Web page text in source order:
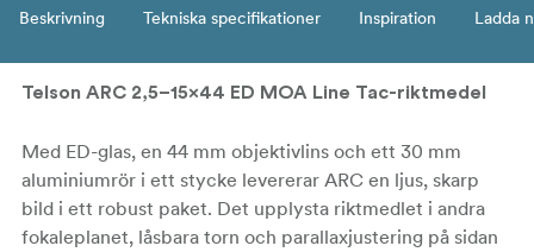
Beskrivning Tekniska specifikationer Inspiration Ladda
Telson ARC 2,5–15x44 ED MOA Line Tac-riktmedel
Med ED-glas, en 44 mm objektivlins och ett 30 mm
aluminiumrör i ett stycke levererar ARC en ljus, skarp
bild i ett robust paket. Det upplysta riktmedlet i andra
fokaleplanet, låsbara torn och parallaxjustering på sidan